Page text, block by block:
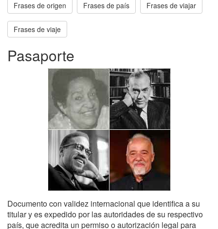
Frases de origen Frases de país Frases de viajar
Frases de viaje
Pasaporte
Documento con validez internacional que identifica a su
titular y es expedido por las autoridades de su respectivo
país, que acredita un permiso o autorización legal para